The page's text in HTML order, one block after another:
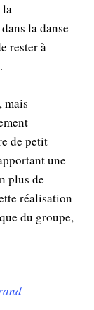
la
la danse
rester à
mais
de petit
une
plus de
réalisation
du groupe,